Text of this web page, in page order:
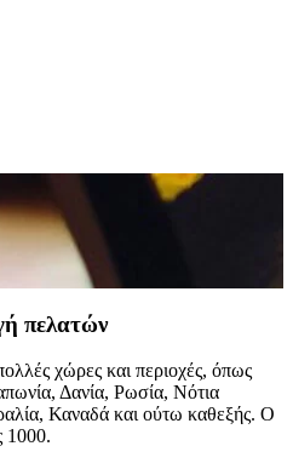
πελατών
χώρες και περιοχές, όπως
Δανία, Ρωσία, Νότια
Καναδά και ούτω καθεξής. Ο
1000.